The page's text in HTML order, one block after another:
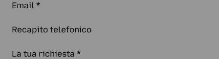
Email *
Recapito telefonico
La tua richiesta *